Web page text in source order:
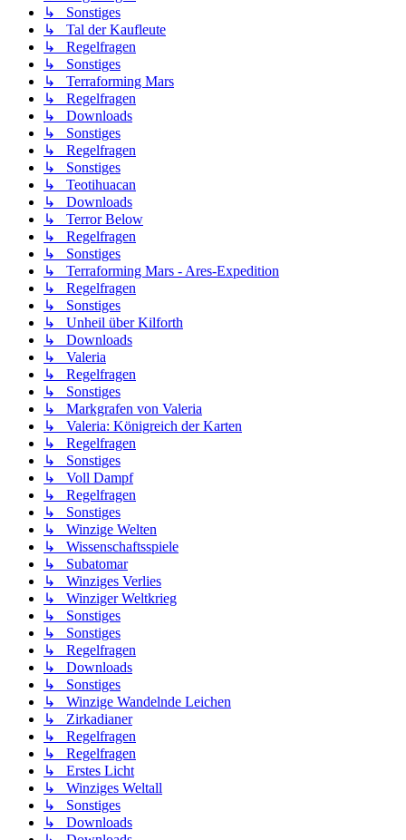
↳ Sonstiges
↳ Tal der Kaufleute
↳ Regelfragen
↳ Sonstiges
↳ Terraforming Mars
↳ Regelfragen
↳ Downloads
↳ Sonstiges
↳ Regelfragen
↳ Sonstiges
↳ Teotihuacan
↳ Downloads
↳ Terror Below
↳ Regelfragen
↳ Sonstiges
↳ Terraforming Mars - Ares-Expedition
↳ Regelfragen
↳ Sonstiges
↳ Unheil über Kilforth
↳ Downloads
↳ Valeria
↳ Regelfragen
↳ Sonstiges
↳ Markgrafen von Valeria
↳ Valeria: Königreich der Karten
↳ Regelfragen
↳ Sonstiges
↳ Voll Dampf
↳ Regelfragen
↳ Sonstiges
↳ Winzige Welten
↳ Wissenschaftsspiele
↳ Subatomar
↳ Winziges Verlies
↳ Winziger Weltkrieg
↳ Sonstiges
↳ Sonstiges
↳ Regelfragen
↳ Downloads
↳ Sonstiges
↳ Winzige Wandelnde Leichen
↳ Zirkadianer
↳ Regelfragen
↳ Regelfragen
↳ Erstes Licht
↳ Winziges Weltall
↳ Sonstiges
↳ Downloads